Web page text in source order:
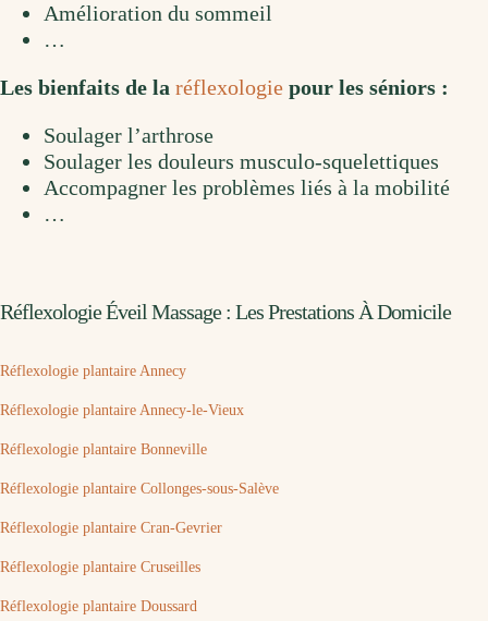
Amélioration du sommeil
…
Les bienfaits de la réflexologie pour les séniors :
Soulager l’arthrose
Soulager les douleurs musculo-squelettiques
Accompagner les problèmes liés à la mobilité
…
Réflexologie Éveil Massage : Les Prestations À Domicile
Réflexologie plantaire Annecy
Réflexologie plantaire Annecy-le-Vieux
Réflexologie plantaire Bonneville
Réflexologie plantaire Collonges-sous-Salève
Réflexologie plantaire Cran-Gevrier
Réflexologie plantaire Cruseilles
Réflexologie plantaire Doussard